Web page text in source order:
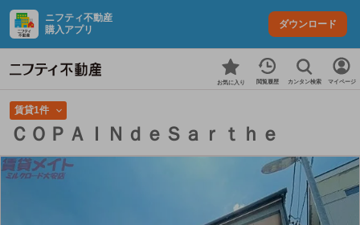
ニフティ不動産
購入アプリ
ダウンロード
お気に入り 閲覧履歴 カンタン検索 マイページ
賃貸1件
ＣＯＰＡＩＮｄｅＳａｒｔｈｅ